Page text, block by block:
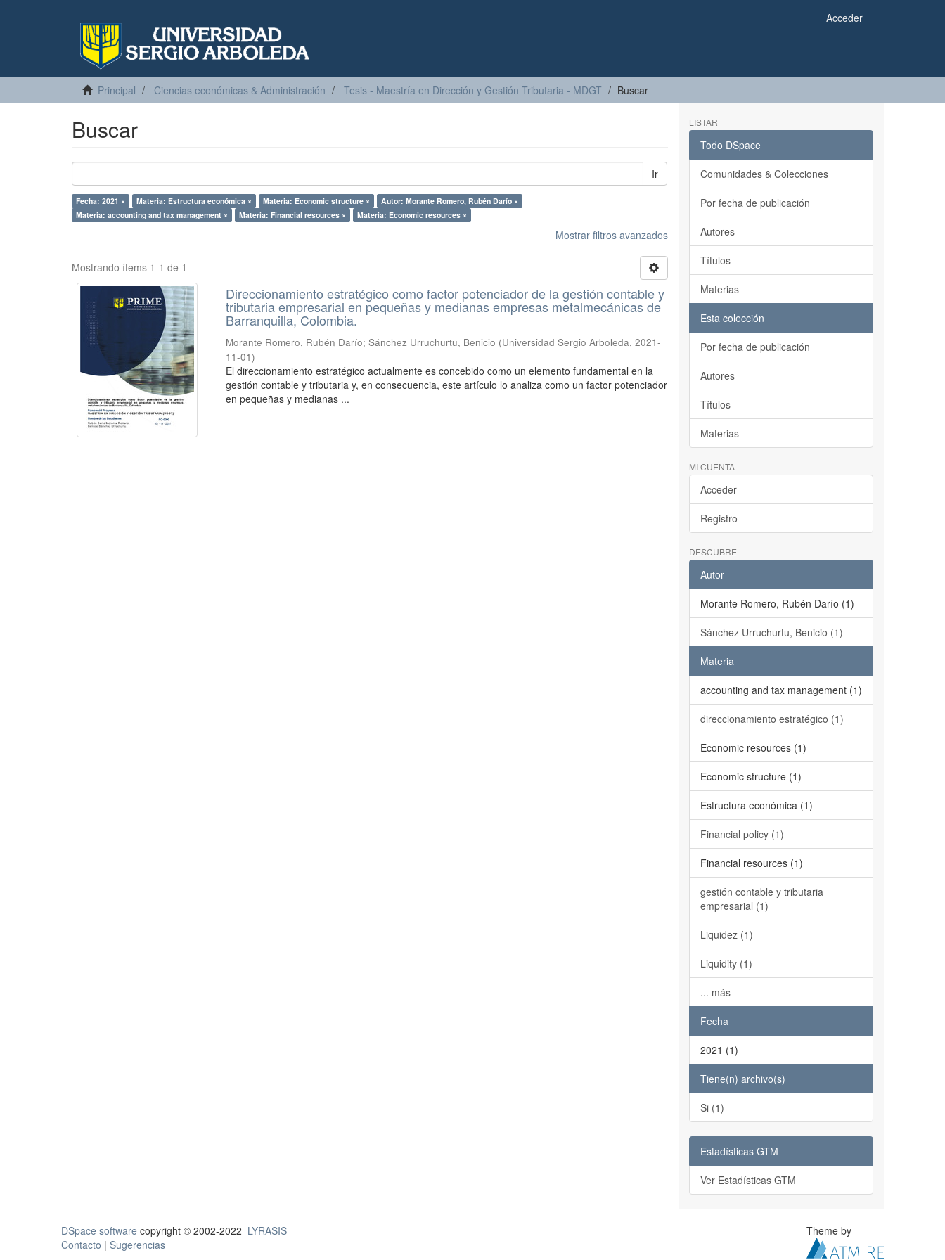
Acceder
Principal Ciencias económicas & Administración Tesis - Maestría en Dirección y Gestión Tributaria - MDGT Buscar
Buscar
Ir
Fecha: 2021 × Materia: Estructura económica × Materia: Economic structure ×
Autor: Morante Romero, Rubén Darío ×
Materia: accounting and tax management ×
Materia: Financial resources × Materia: Economic resources ×
Mostrar filtros avanzados
Mostrando ítems 1-1 de 1
Direccionamiento estratégico como factor potenciador de la gestión contable y
tributaria empresarial en pequeñas y medianas empresas metalmecánicas de
Barranquilla, Colombia.
Morante Romero, Rubén Darío;Sánchez Urruchurtu, Benicio (Universidad Sergio Arboleda,2021-
11-01)
El direccionamiento estratégico actualmente es concebido como un elemento fundamental en la
gestión contable y tributaria y, en consecuencia, este artículo lo analiza como un factor potenciador
en pequeñas y medianas ...
LISTAR
Todo DSpace
Comunidades & Colecciones
Por fecha de publicación
Autores
Títulos
Materias
Esta colección
Por fecha de publicación
Autores
Títulos
Materias
MI CUENTA
Acceder
Registro
DESCUBRE
Autor
Morante Romero, Rubén Darío (1)
Sánchez Urruchurtu, Benicio (1)
Materia
accounting and tax management (1)
direccionamiento estratégico (1)
Economic resources (1)
Economic structure (1)
Estructura económica (1)
Financial policy (1)
Financial resources (1)
gestión contable y tributaria
empresarial (1)
Liquidez (1)
Liquidity (1)
... más
Fecha
2021 (1)
Tiene(n) archivo(s)
Si (1)
Estadísticas GTM
Ver Estadísticas GTM
DSpace software copyright © 2002-2022 LYRASIS
Contacto | Sugerencias
Theme by